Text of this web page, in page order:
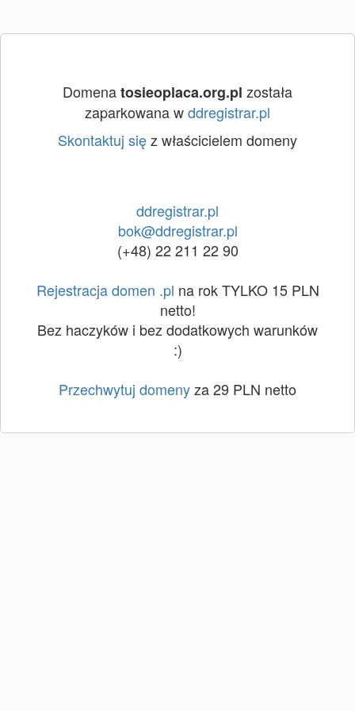
Domenatosieoplaca.org.pl została
zaparkowana wddregistrar.pl
Skontaktuj sięz właścicielem domeny
ddregistrar.pl
bok@ddregistrar.pl
(+48) 22 211 22 90
Rejestracja domen .pl na rok TYLKO 15 PLN
netto!
Bez haczyków i bez dodatkowych warunków
:)
Przechwytuj domenyza 29 PLN netto